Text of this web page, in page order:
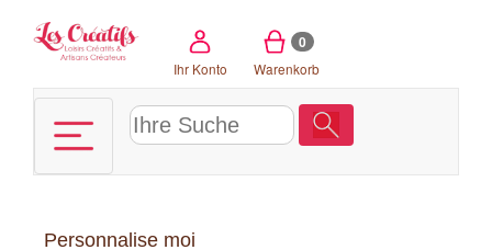
Ihr Konto
0
Warenkorb
Personnalise moi